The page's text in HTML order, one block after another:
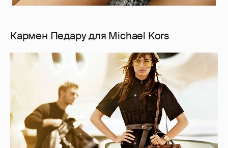
Кармен Педару для Michael Kors